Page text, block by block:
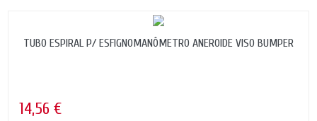
TUBO ESPIRAL P/ ESFIGNOMANÔMETRO ANEROIDE VISO BUMPER
14,56 €